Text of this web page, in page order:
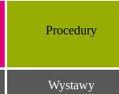
Procedury
Wystawy